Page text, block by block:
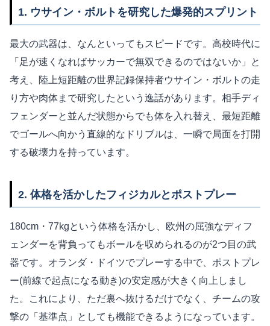
1. ウサイン・ボルトを研究した爆発的スプリント
最大の武器は、なんといってもスピードです。高校時代に
「足が速くなればサッカーで無双できるのではないか」と
考え、陸上短距離の世界記録保持者ウサイン・ボルトの走
り方や肉体まで研究したという逸話があります。相手ディ
フェンダーと並んだ状態からでも体を入れ替え、最短距離
でゴールへ向かう直線的なドリブルは、一瞬で局面を打開
する破壊力を持っています。
2. 体格を活かしたフィジカルとポストプレー
180cm・77kgという体格を活かし、欧州の屈強なディフ
ェンダーを背負ってもボールを収められるのが2つ目の武
器です。オランダ・ドイツでプレーする中で、ポストプレ
ー(前線で起点になる動き)の安定感が大きく向上しまし
た。これにより、ただ裏へ抜けるだけでなく、チームの攻
撃の「基準点」としても機能できるようになっています。